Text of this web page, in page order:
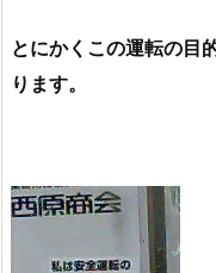
とにかくこの運転の目
ります。